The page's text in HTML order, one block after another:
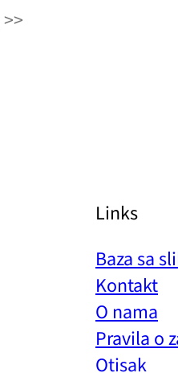
Links
Baza sa
Kontakt
O nama
Pravila o
Otisak